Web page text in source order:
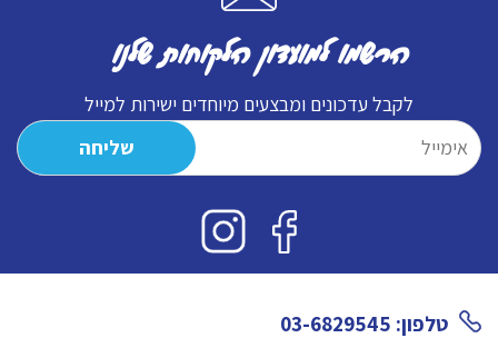
הרשמו למועדון הלקוחות שלנו
לקבל עדכונים ומבצעים מיוחדים ישירות למייל
טלפון: 03-6829545